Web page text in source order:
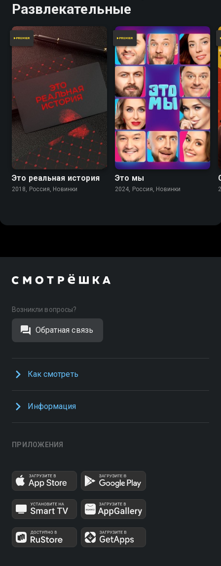
Развлекательные
Это реальная история
2018, Россия, Новинки
Это мы
2024, Россия, Новинки
Возникли вопросы?
Обратная связь
Как смотреть
Информация
ПРИЛОЖЕНИЯ